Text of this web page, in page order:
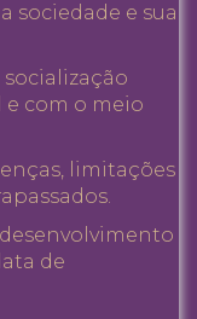
sociedade e sua
e com o meio
limitações
de